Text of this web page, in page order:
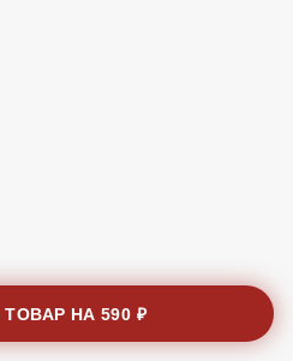
ТОВАР НА590 ₽